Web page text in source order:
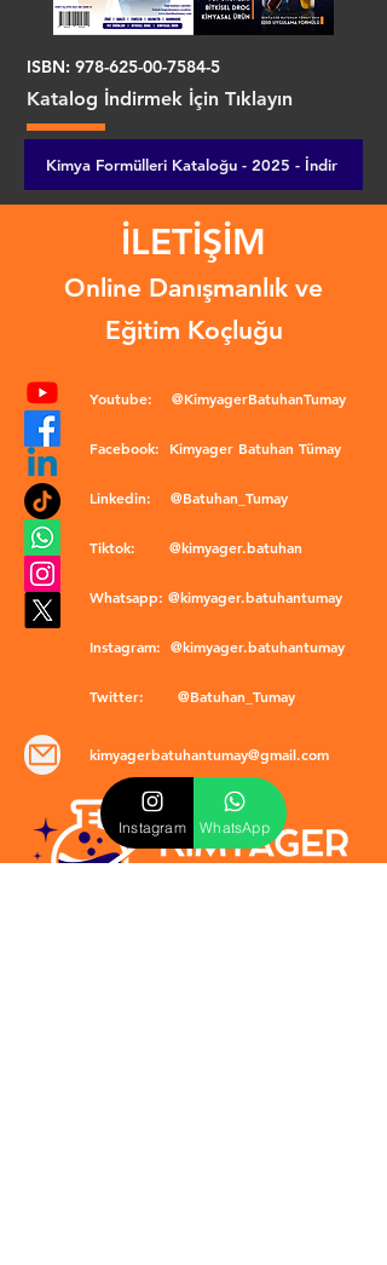
ISBN: 978-625-00-7584-5
Katalog İndirmek İçin Tıklayın
Kimya Formülleri Kataloğu - 2025 - İndir
İLETİŞİM
Online Danışmanlık ve
Eğitim Koçluğu
Youtube: @KimyagerBatuhanTumay
Facebook: Kimyager Batuhan Tümay
Linkedin: @Batuhan_Tumay
Tiktok: @kimyager.batuhan
Whatsapp: @kimyager.batuhantumay
Instagram: @kimyager.batuhantumay
Twitter: @Batuhan_Tumay
kimyagerbatuhantumay@gmail.com
Instagram WhatsApp